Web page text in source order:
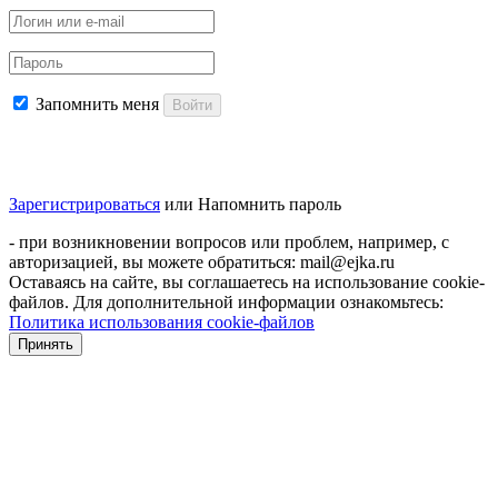
Запомнить меня Войти
Зарегистрироваться или Напомнить пароль
- при возникновении вопросов или проблем, например, с
авторизацией, вы можете обратиться: mail@ejka.ru
Оставаясь на сайте, вы соглашаетесь на использование cookie-
файлов. Для дополнительной информации ознакомьтесь:
Политика использования cookie-файлов
Принять